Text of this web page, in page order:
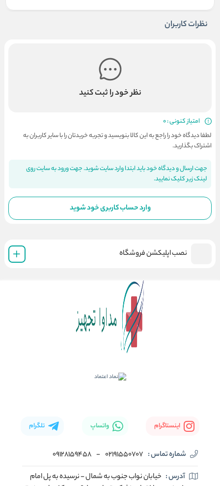
نظرات کاربران
نظر خود را ثبت کنید
امتیاز کنونی : 0
لطفا دیدگاه خود را راجع به این کالا بنویسید و تجربه خریدتان را با سایر کاربران به
اشتراک بگذارید.
جهت ارسال و دیدگاه خود باید ابتدا وارد سایت شوید. جهت ورود به سایت روی
لینک زیر کلیک نمایید.
وارد حساب کاربری خود شوید
نصب اپلیکشن فروشگاه
اینستاگرام واتساپ تلگرام
شماره تماس : 02191550707
-
09128159458
آدرس : خیابان نواب جنوب به شمال - نرسیده به پل امام